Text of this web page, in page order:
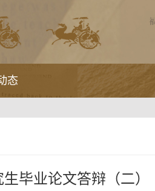
态
毕业论文答辩（二）